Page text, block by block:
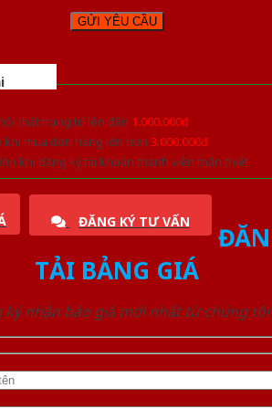
thất trang trí lên đến 1.000.000đ
khi mua đơn hàng lớn hơn 3.000.000đ
khi đăng ký tài khoản thành viên thân thiết
ĐĂNG KÝ TƯ VẤN
TẢI BẢNG GIÁ
ký nhận báo giá mới nhất từ chúng tôi